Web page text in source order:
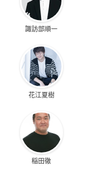
諏訪部順一
花江夏樹
稲田徹